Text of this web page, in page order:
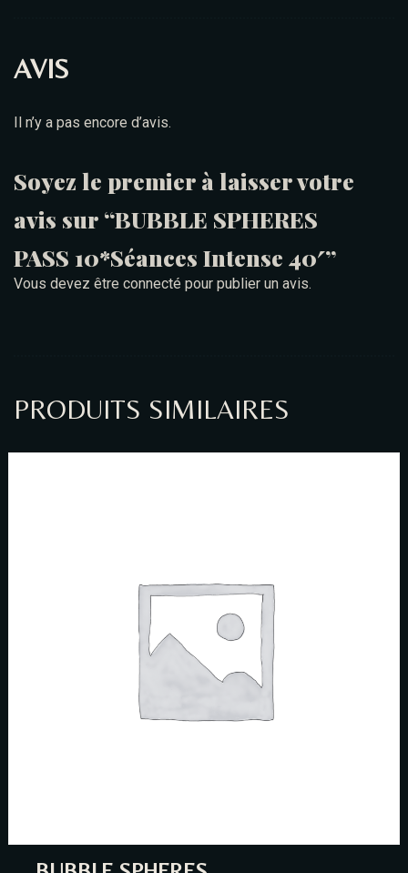
AVIS
Il n’y a pas encore d’avis.
Soyez le premier à laisser votre
avis sur “BUBBLE SPHERES
PASS 10*Séances Intense 40′”
Vous devez être connecté pour publier un avis.
PRODUITS SIMILAIRES